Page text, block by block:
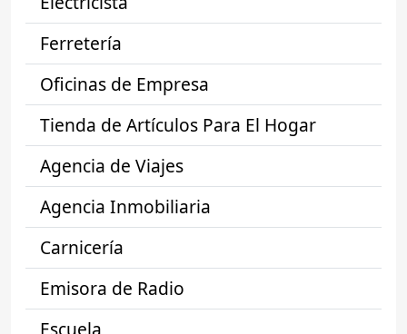
Ferretería
Oficinas de Empresa
Tienda de Artículos Para El Hogar
Agencia de Viajes
Agencia Inmobiliaria
Carnicería
Emisora de Radio